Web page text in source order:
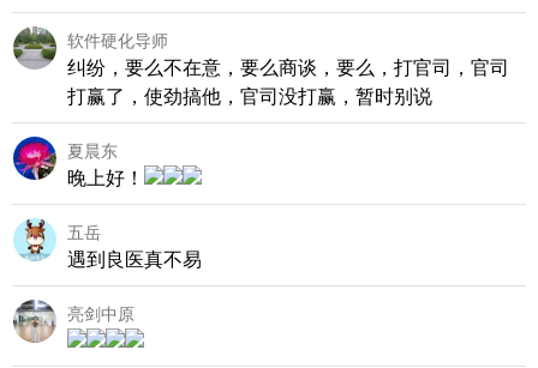
软件硬化导师
纠纷，要么不在意，要么商谈，要么，打官司，官司
打赢了，使劲搞他，官司没打赢，暂时别说
夏晨东
晚上好！
五岳
遇到良医真不易
亮剑中原